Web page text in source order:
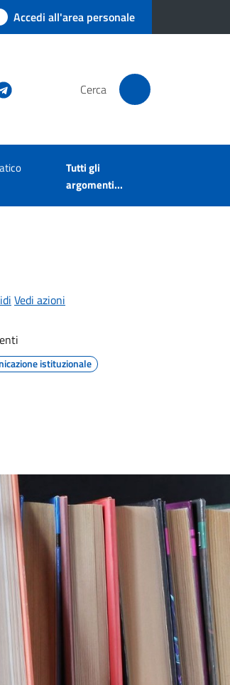
Accedi all'area personale
Cerca
Tutti gli
argomenti...
Vedi azioni
istituzionale